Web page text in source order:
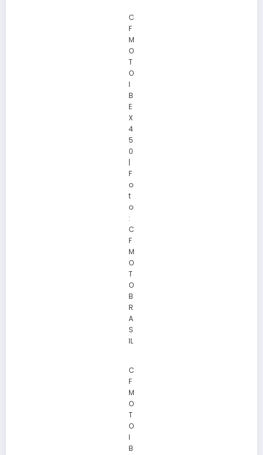
C
F
M
O
T
O
I
B
E
X
4
5
0
|
F
o
t
o
:
C
F
M
O
T
O
B
R
A
S
IL
C
F
M
O
T
O
I
B